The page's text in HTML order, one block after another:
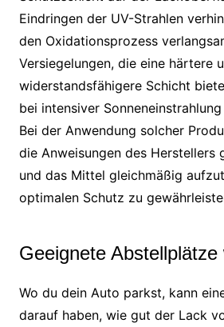
Eindringen der UV-Strahlen
den Oxidationsprozess
Versiegelungen, die eine härtere
widerstandsfähigere Schicht
bei intensiver
Bei der Anwendung solcher
die Anweisungen des Herstellers
und das Mittel gleichmäßig
optimalen Schutz zu
Geeignete Abstellplätze
Wo du dein Auto parkst, kann
darauf haben, wie gut der Lack